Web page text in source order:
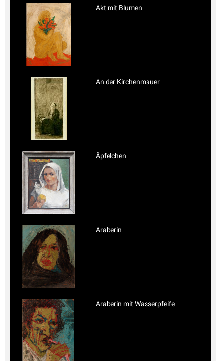
Akt mit Blumen
An der Kirchenmauer
Äpfelchen
Araberin
Araberin mit Wasserpfeife